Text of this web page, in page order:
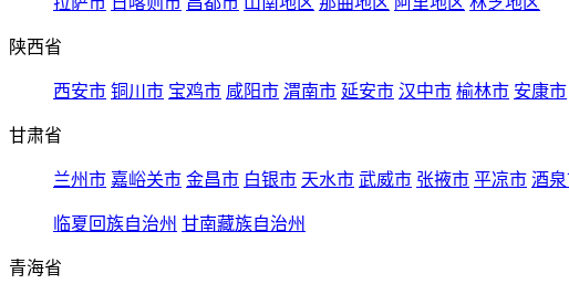
陕西省
西安市 铜川市 宝鸡市 咸阳市 渭南市 延安市 汉中市 榆林市 安康市
甘肃省
兰州市 嘉峪关市 金昌市 白银市 天水市 武威市 张掖市 平凉市 酒
临夏回族自治州 甘南藏族自治州
青海省